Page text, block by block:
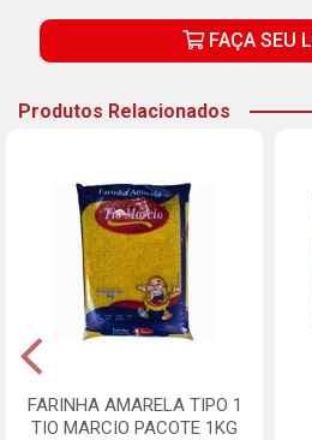
FAÇA SEU
Produtos Relacionados
FARINHA AMARELA TIPO 1
TIO MARCIO PACOTE 1KG